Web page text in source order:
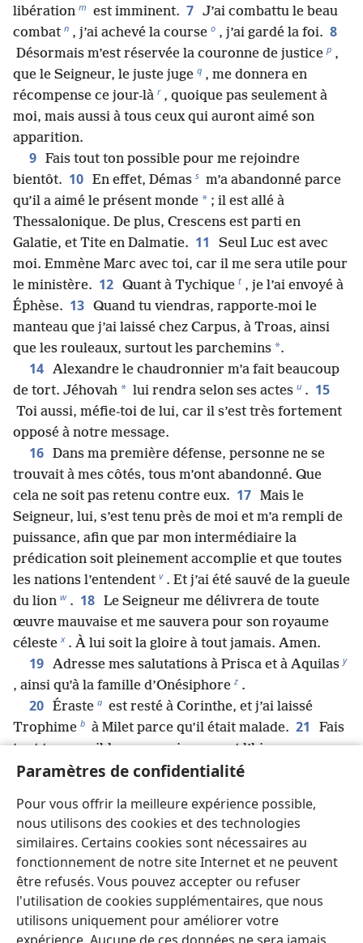
Paramètres de confidentialité
Pour vous offrir la meilleure expérience possible,
nous utilisons des cookies et des technologies
similaires. Certains cookies sont nécessaires au
fonctionnement de notre site Internet et ne peuvent
être refusés. Vous pouvez accepter ou refuser
l'utilisation de cookies supplémentaires, que nous
utilisons uniquement pour améliorer votre
libération m est imminent. 7 J’ai combattu le beau
combat n , j’ai achevé la course o , j’ai gardé la foi. 8
Désormais m’est réservée la couronne de justice p ,
que le Seigneur, le juste juge q , me donnera en
récompense ce jour-là r , quoique pas seulement à
moi, mais aussi à tous ceux qui auront aimé son
apparition.
9 Fais tout ton possible pour me rejoindre
bientôt. 10 En effet, Démas s m’a abandonné parce
qu’il a aimé le présent monde * ; il est allé à
Thessalonique. De plus, Crescens est parti en
Galatie, et Tite en Dalmatie. 11
Seul Luc est avec
moi. Emmène Marc avec toi, car il me sera utile pour
le ministère. 12 Quant à Tychique t , je l’ai envoyé à
Éphèse. 13 Quand tu viendras, rapporte-moi le
manteau que j’ai laissé chez Carpus, à Troas, ainsi
que les rouleaux, surtout les parchemins *.
14 Alexandre le chaudronnier m’a fait beaucoup
de tort. Jéhovah * lui rendra selon ses actes u . 15
Toi aussi, méfie-toi de lui, car il s’est très fortement
opposé à notre message.
16 Dans ma première défense, personne ne se
trouvait à mes côtés, tous m’ont abandonné. Que
cela ne soit pas retenu contre eux. 17 Mais le
Seigneur, lui, s’est tenu près de moi et m’a rempli de
puissance, afin que par mon intermédiaire la
prédication soit pleinement accomplie et que toutes
les nations l’entendent v . Et j’ai été sauvé de la gueule
du lion w . 18 Le Seigneur me délivrera de toute
œuvre mauvaise et me sauvera pour son royaume
céleste x . À lui soit la gloire à tout jamais. Amen.
19 Adresse mes salutations à Prisca et à Aquilas y
, ainsi qu’à la famille d’Onésiphore z .
20 Éraste a est resté à Corinthe, et j’ai laissé
Trophime b à Milet parce qu’il était malade. 21
Fais
tout ton possible pour arriver avant l’hiver.
Eubule t’envoie ses salutations, ainsi que Pudens,
22 Que le Seigneur soit avec l’esprit que tu
manifestes. Que sa faveur imméritée soit avec vous.
Précédent Suivant